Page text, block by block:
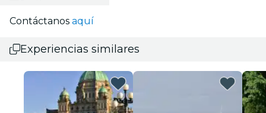
Contáctanos aquí
Experiencias similares